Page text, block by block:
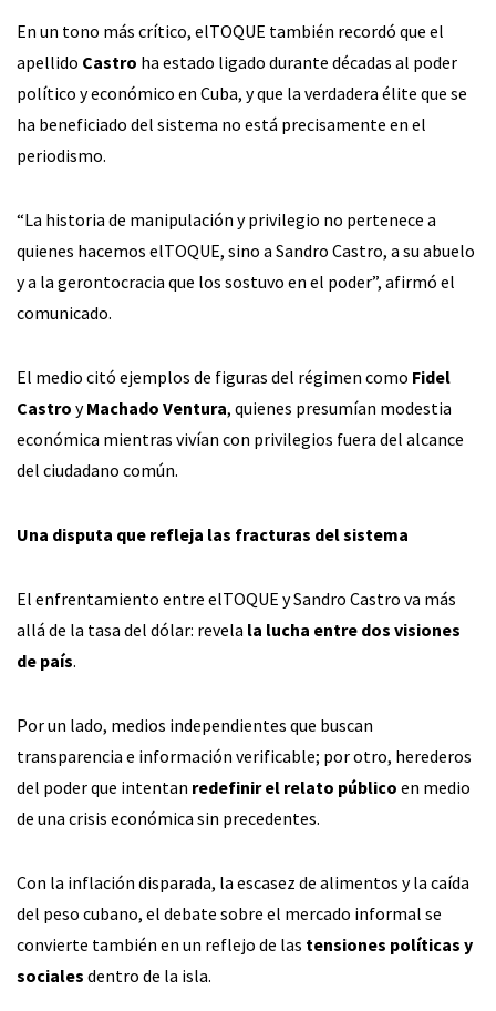
En un tono más crítico, elTOQUE también recordó que el
apellido Castro ha estado ligado durante décadas al poder
político y económico en Cuba, y que la verdadera élite que se
ha beneficiado del sistema no está precisamente en el
periodismo.
“La historia de manipulación y privilegio no pertenece a
quienes hacemos elTOQUE, sino a Sandro Castro, a su abuelo
y a la gerontocracia que los sostuvo en el poder”, afirmó el
comunicado.
El medio citó ejemplos de figuras del régimen como Fidel
Castro yMachado Ventura, quienes presumían modestia
económica mientras vivían con privilegios fuera del alcance
del ciudadano común.
Una disputa que refleja las fracturas del sistema
El enfrentamiento entre elTOQUE y Sandro Castro va más
allá de la tasa del dólar: revela la lucha entre dos visiones
de país.
Por un lado, medios independientes que buscan
transparencia e información verificable; por otro, herederos
del poder que intentan redefinir el relato público en medio
de una crisis económica sin precedentes.
Con la inflación disparada, la escasez de alimentos y la caída
del peso cubano, el debate sobre el mercado informal se
convierte también en un reflejo de las tensiones políticas y
sociales dentro de la isla.